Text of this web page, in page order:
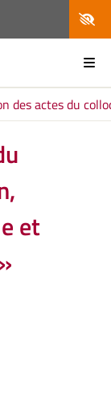
des actes du
et